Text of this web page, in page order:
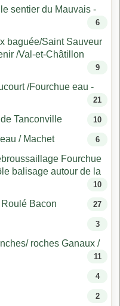
sentier du Mauvais -
6
baguée/Saint Sauveur
/Val-et-Châtillon
9
/Fourchue eau -
21
Tanconville 10
/ Machet 6
Fourchue
balisage autour de la
10
Bacon 27
3
roches Ganaux /
11
4
2